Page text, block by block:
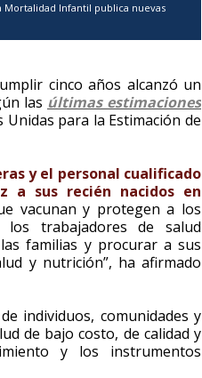
Mortalidad Infantil publica nuevas
cinco años alcanzó un
las últimas estimaciones
para la Estimación de
y el personal cualificado
a sus recién nacidos en
vacunan y protegen a los
trabajadores de salud
familias y procurar a sus
y nutrición”, ha afirmado
individuos, comunidades y
de bajo costo, de calidad y
y los instrumentos